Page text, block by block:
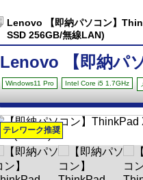
Lenovo 【即納パソコン】
SSD 256GB/無線LAN)
Lenovo 【即納パ
Windows11 Pro Intel Core i5 1.7GHz
テレワーク推奨